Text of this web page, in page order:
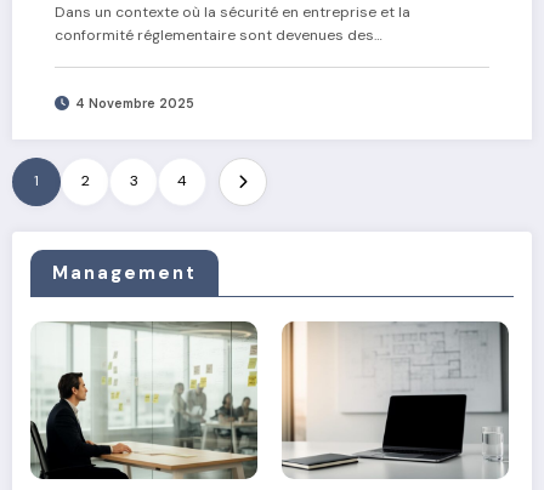
Management
Dans un contexte où la sécurité en entreprise et la
conformité réglementaire sont devenues des…
4 Novembre 2025
1 2 3 4